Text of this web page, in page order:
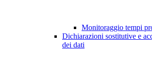
Monitoraggio tempi
Dichiarazioni sostitutive e
dei dati